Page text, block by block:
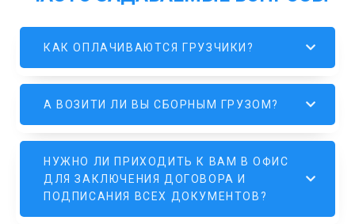
КАК ОПЛАЧИВАЮТСЯ ГРУЗЧИКИ?
А ВОЗИТИ ЛИ ВЫ СБОРНЫМ ГРУЗОМ?
НУЖНО ЛИ ПРИХОДИТЬ К ВАМ В ОФИС
ДЛЯ ЗАКЛЮЧЕНИЯ ДОГОВОРА И
ПОДПИСАНИЯ ВСЕХ ДОКУМЕНТОВ?